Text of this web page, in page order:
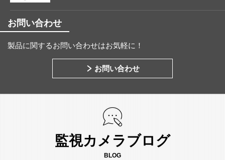
お問い合わせ
製品に関するお問い合わせはお気軽に！
お問い合わせ
監視カメラブログ
BLOG